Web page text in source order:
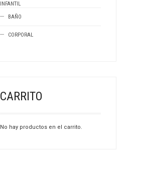
INFANTIL
BAÑO
CORPORAL
CARRITO
No hay productos en el carrito.